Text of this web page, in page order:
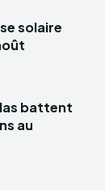
solaire
battent
au